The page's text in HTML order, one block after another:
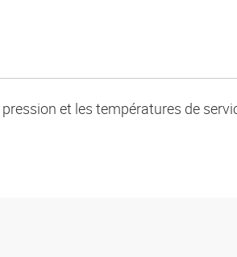
et les températures de